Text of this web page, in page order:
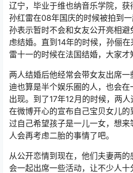
辽宁，毕业于维也纳音乐学院，
孙红雷在08年国庆的时候被拍到
孙表示暂时不会和女友公开亮相
虑结婚。直到14年的时候，孙俪
雷十一的时候在法国结婚，大家才
两人结婚后他经常会带女友出席
迪也算是半个娱乐圈的人，也会
出现。到了17年12月的时候，两
在微博开心的宣布自己宝贝女儿
过自己希望孩子是一儿一女，想
人会再考虑二胎的事情了吧。
从公开恋情到现在，他们夫妻两的
会一起出席一些活动，让不少人